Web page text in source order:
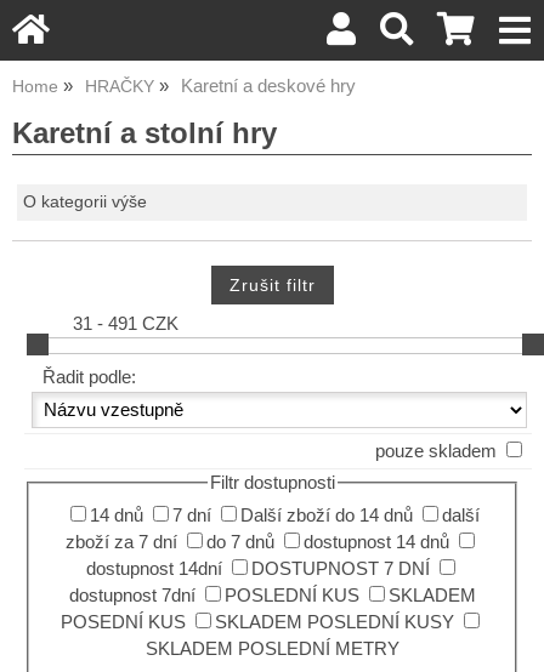
Home HRAČKY Karetní a deskové hry
Karetní a stolní hry
O kategorii výše
31 - 491 CZK
Řadit podle:
pouze skladem
Filtr dostupnosti
14 dnů
7 dní Další zboží do 14 dnů
další
zboží za 7 dní
do 7 dnů
dostupnost 14 dnů
dostupnost 14dní
DOSTUPNOST 7 DNÍ
dostupnost 7dní
POSLEDNÍ KUS
SKLADEM
POSEDNÍ KUS
SKLADEM POSLEDNÍ KUSY
SKLADEM POSLEDNÍ METRY